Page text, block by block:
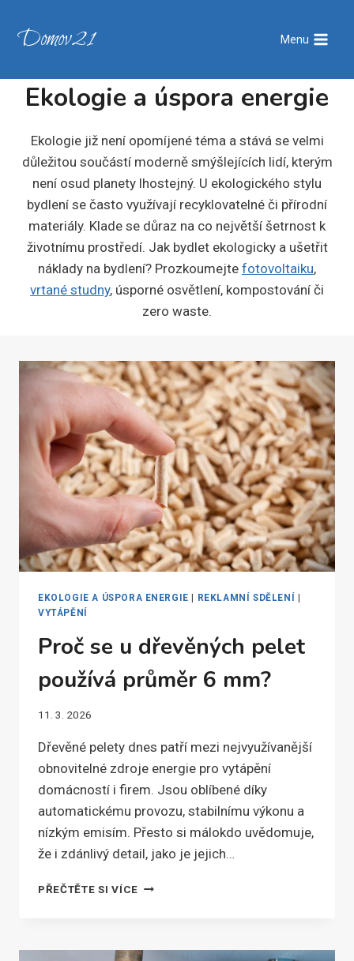
Domov21 Menu
Ekologie a úspora energie
Ekologie již není opomíjené téma a stává se velmi
důležitou součástí moderně smýšlejících lidí, kterým
není osud planety lhostejný. U ekologického stylu
bydlení se často využívají recyklovatelné či přírodní
materiály. Klade se důraz na co největší šetrnost k
životnímu prostředí. Jak bydlet ekologicky a ušetřit
náklady na bydlení? Prozkoumejte fotovoltaiku,
vrtané studny, úsporné osvětlení, kompostování či
zero waste.
EKOLOGIE A ÚSPORA ENERGIE | REKLAMNÍ SDĚLENÍ |
VYTÁPĚNÍ
Proč se u dřevěných pelet
používá průměr 6 mm?
11. 3. 2026
Dřevěné pelety dnes patří mezi nejvyužívanější
obnovitelné zdroje energie pro vytápění
domácností i firem. Jsou oblíbené díky
automatickému provozu, stabilnímu výkonu a
nízkým emisím. Přesto si málokdo uvědomuje,
že i zdánlivý detail, jako je jejich…
PŘEČTĚTE SI VÍCEPROČ
PELET